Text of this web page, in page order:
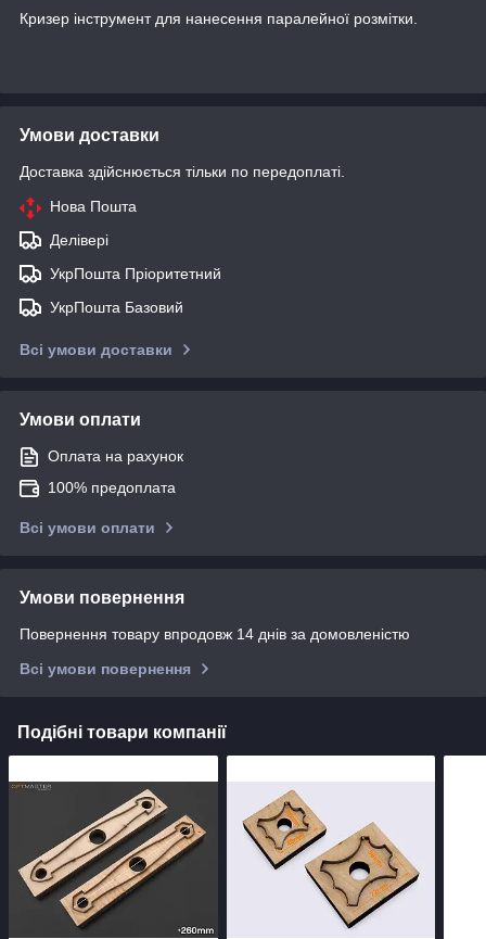
Кризер інструмент для нанесення паралейної розмітки.
Умови доставки
Доставка здійснюється тільки по передоплаті.
Нова Пошта
Делівері
УкрПошта Пріоритетний
УкрПошта Базовий
Всі умови доставки
Умови оплати
Оплата на рахунок
100% предоплата
Всі умови оплати
Умови повернення
Повернення товару впродовж 14 днів за домовленістю
Всі умови повернення
Подібні товари компанії